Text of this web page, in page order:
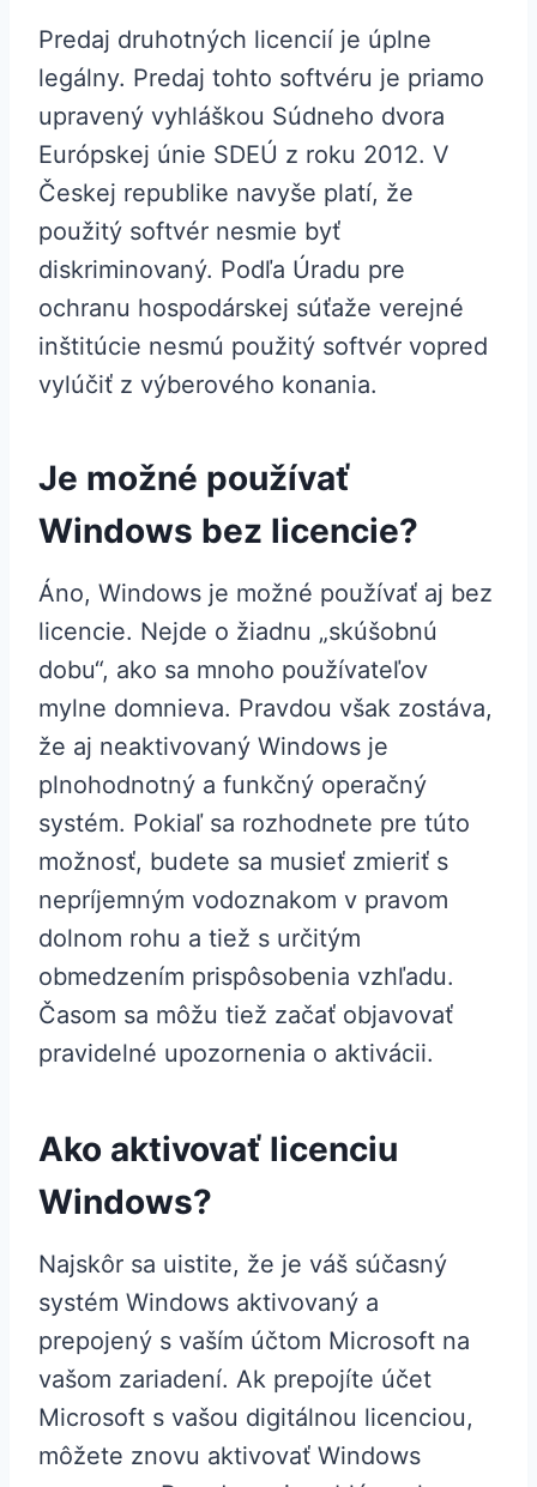
‌Predaj druhotných licencií je úplne
legálny. Predaj tohto softvéru je priamo
upravený vyhláškou Súdneho dvora
Európskej únie SDEÚ z roku 2012. V
Českej republike navyše platí, že
použitý softvér nesmie byť
diskriminovaný. Podľa Úradu pre
ochranu hospodárskej súťaže verejné
inštitúcie nesmú použitý softvér vopred
vylúčiť z výberového konania.
Je možné používať
Windows bez licencie?
Áno, Windows je možné používať aj bez
licencie. Nejde o žiadnu „skúšobnú
dobu“, ako sa mnoho používateľov
mylne domnieva. Pravdou však zostáva,
že aj neaktivovaný Windows je
plnohodnotný a funkčný operačný
systém. Pokiaľ sa rozhodnete pre túto
možnosť, budete sa musieť zmieriť s
nepríjemným vodoznakom v pravom
dolnom rohu a tiež s určitým
obmedzením prispôsobenia vzhľadu.
Časom sa môžu tiež začať objavovať
pravidelné upozornenia o aktivácii.
Ako aktivovať licenciu
Windows?
Najskôr sa uistite, že je váš súčasný
systém Windows aktivovaný a
prepojený s vaším účtom Microsoft na
vašom zariadení. Ak prepojíte účet
Microsoft s vašou digitálnou licenciou,
môžete znovu aktivovať Windows